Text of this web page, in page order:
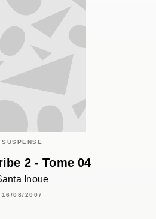
SUSPENSE
2 - Tome 04
Inoue
16/08/2007